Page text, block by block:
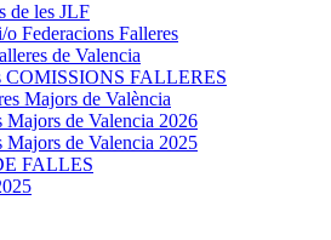
de les JLF
Federacions Falleres
de Valencia
COMISSIONS FALLERES
Majors de València
Majors de Valencia 2026
Majors de Valencia 2025
FALLES